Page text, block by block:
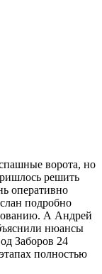
ворота, но
решить
оперативно
подробно
А Андрей
нюансы
Заборов 24
полностью